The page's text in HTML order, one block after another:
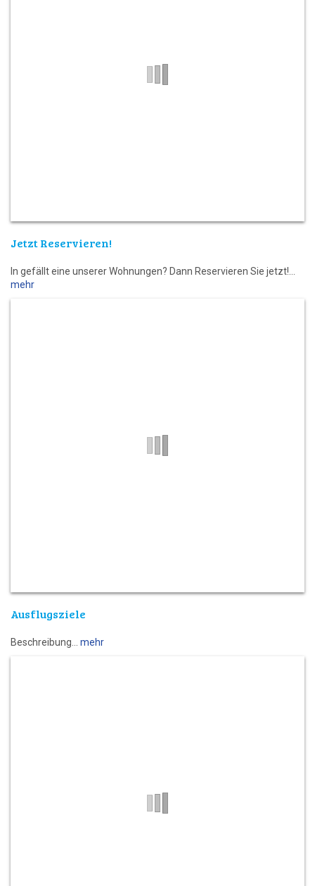
Jetzt Reservieren!
In gefällt eine unserer Wohnungen? Dann Reservieren Sie jetzt!
mehr
Ausflugsziele
Beschreibung mehr